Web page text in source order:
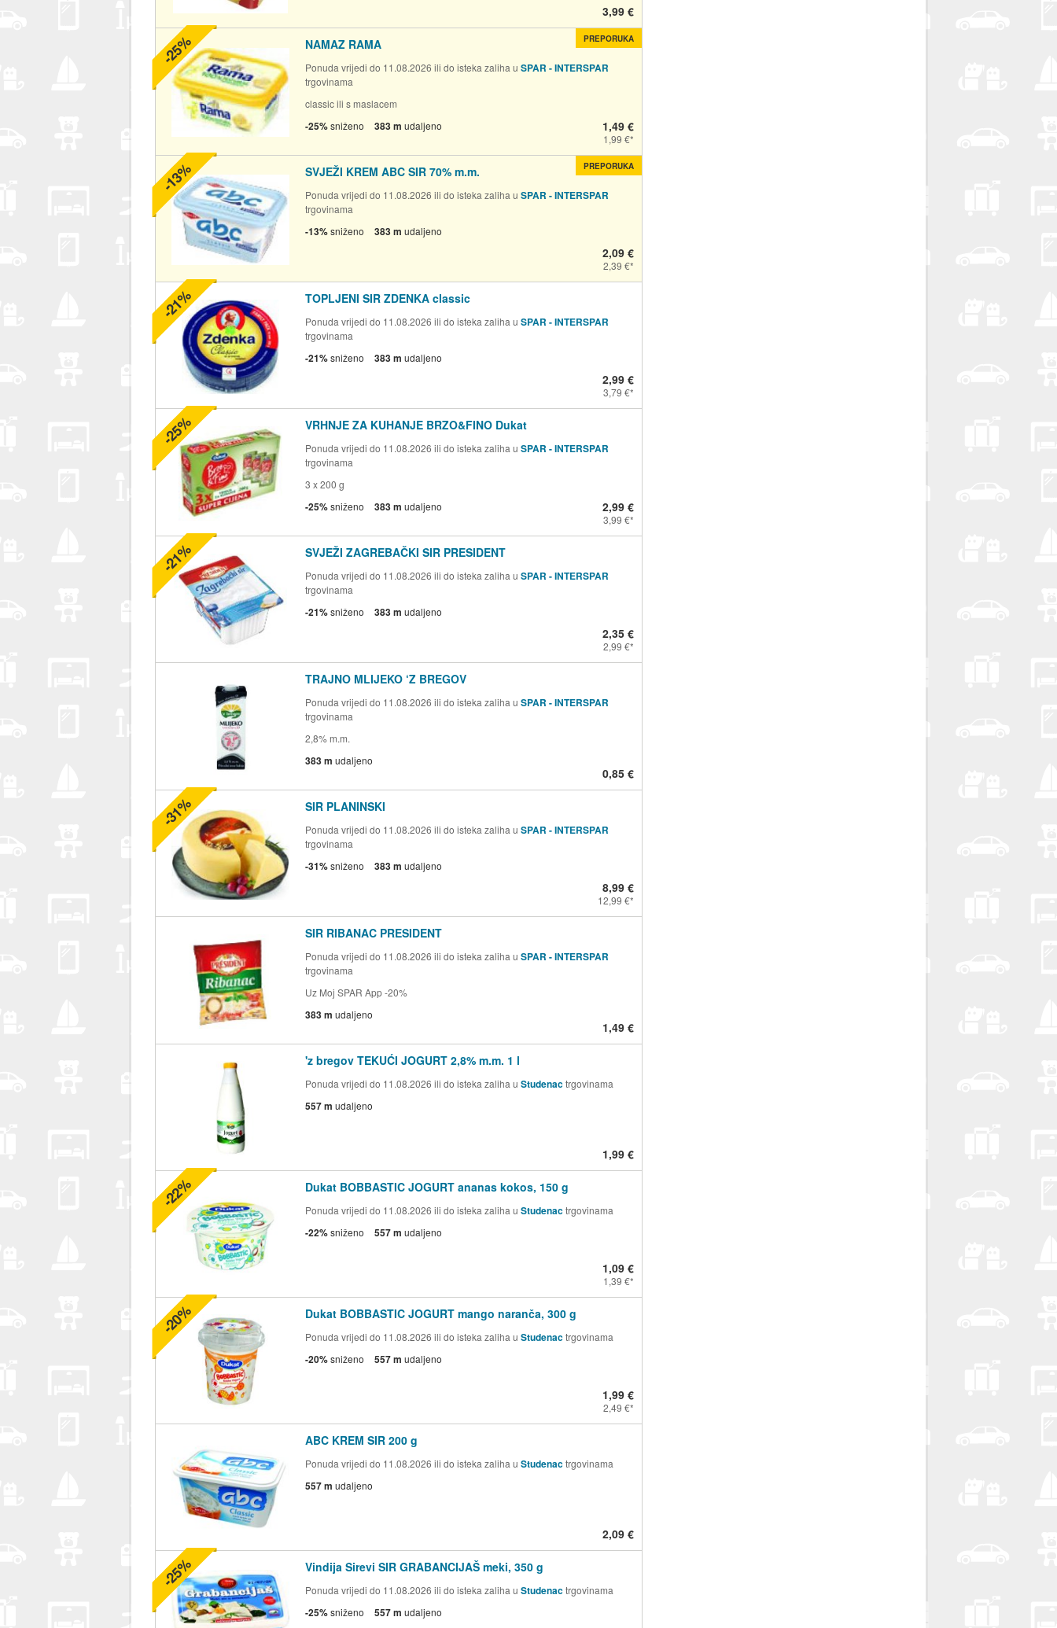
3,99 €
NAMAZ RAMA
Ponuda vrijedi do 11.08.2026 ili do isteka zaliha u SPAR - INTERSPAR
trgovinama
classic ili s maslacem
-25%sniženo 383 m udaljeno 1,49 €
1,99 €
PREPORUKA
-25%
SVJEŽI KREM ABC SIR 70% m.m.
Ponuda vrijedi do 11.08.2026 ili do isteka zaliha u SPAR - INTERSPAR
trgovinama
-13%sniženo 383 m udaljeno
2,09 €
2,39 €
PREPORUKA
-13%
TOPLJENI SIR ZDENKA classic
Ponuda vrijedi do 11.08.2026 ili do isteka zaliha u SPAR - INTERSPAR
trgovinama
-21%sniženo 383 m udaljeno
2,99 €
3,79 €
-21%
VRHNJE ZA KUHANJE BRZO&FINO Dukat
Ponuda vrijedi do 11.08.2026 ili do isteka zaliha u SPAR - INTERSPAR
trgovinama
3 x 200 g
-25%sniženo 383 m udaljeno 2,99 €
3,99 €
-25%
SVJEŽI ZAGREBAČKI SIR PRESIDENT
Ponuda vrijedi do 11.08.2026 ili do isteka zaliha u SPAR - INTERSPAR
trgovinama
-21%sniženo 383 m udaljeno
2,35 €
2,99 €
-21%
TRAJNO MLIJEKO ‘Z BREGOV
Ponuda vrijedi do 11.08.2026 ili do isteka zaliha u SPAR - INTERSPAR
trgovinama
2,8% m.m.
383 m udaljeno
0,85 €
SIR PLANINSKI
Ponuda vrijedi do 11.08.2026 ili do isteka zaliha u SPAR - INTERSPAR
trgovinama
-31%sniženo 383 m udaljeno
8,99 €
12,99 €
-31%
SIR RIBANAC PRESIDENT
Ponuda vrijedi do 11.08.2026 ili do isteka zaliha u SPAR - INTERSPAR
trgovinama
Uz Moj SPAR App -20%
383 m udaljeno
1,49 €
'z bregov TEKUĆI JOGURT 2,8% m.m. 1 l
Ponuda vrijedi do 11.08.2026 ili do isteka zaliha u Studenactrgovinama
557 m udaljeno
1,99 €
Dukat BOBBASTIC JOGURT ananas kokos, 150 g
Ponuda vrijedi do 11.08.2026 ili do isteka zaliha u Studenactrgovinama
-22%sniženo 557 m udaljeno
1,09 €
1,39 €
-22%
Dukat BOBBASTIC JOGURT mango naranča, 300 g
Ponuda vrijedi do 11.08.2026 ili do isteka zaliha u Studenactrgovinama
-20%sniženo 557 m udaljeno
1,99 €
2,49 €
-20%
ABC KREM SIR 200 g
Ponuda vrijedi do 11.08.2026 ili do isteka zaliha u Studenactrgovinama
557 m udaljeno
2,09 €
Vindija Sirevi SIR GRABANCIJAŠ meki, 350 g
Ponuda vrijedi do 11.08.2026 ili do isteka zaliha u Studenactrgovinama
-25%sniženo 557 m udaljeno
-25%